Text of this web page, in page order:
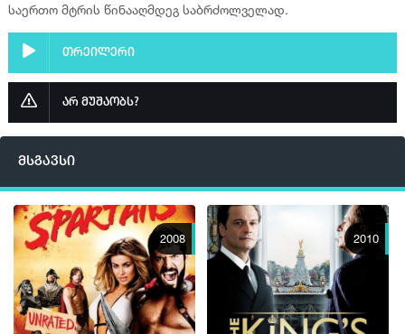
საერთო მტრის წინააღმდეგ საბრძოლველად.
თრეილერი
არ მუშაობს?
მსგავსი
2008 2010